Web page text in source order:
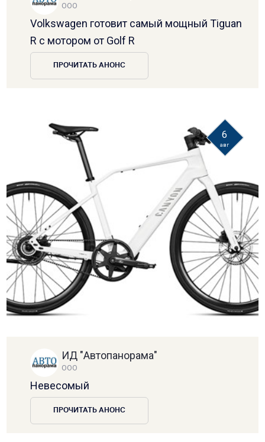
ООО
Volkswagen готовит самый мощный Tiguan
R с мотором от Golf R
ПРОЧИТАТЬ АНОНС
6
авг
ИД "Автопанорама"
ООО
Невесомый
ПРОЧИТАТЬ АНОНС